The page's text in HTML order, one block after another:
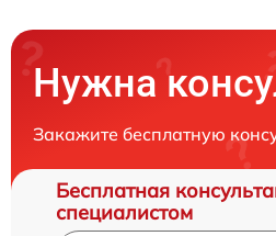
Нужна
Закажите бесплатную
Бесплатная
специалистом